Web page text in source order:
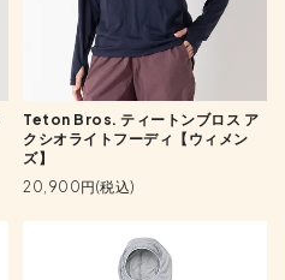
Teton Bros. ティートンブロス ア
クシオライトフーディ【ウィメン
ズ】
20,900円(税込)